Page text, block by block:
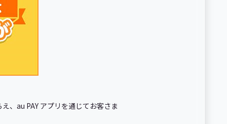
、au PAY アプリを通じてお客さま